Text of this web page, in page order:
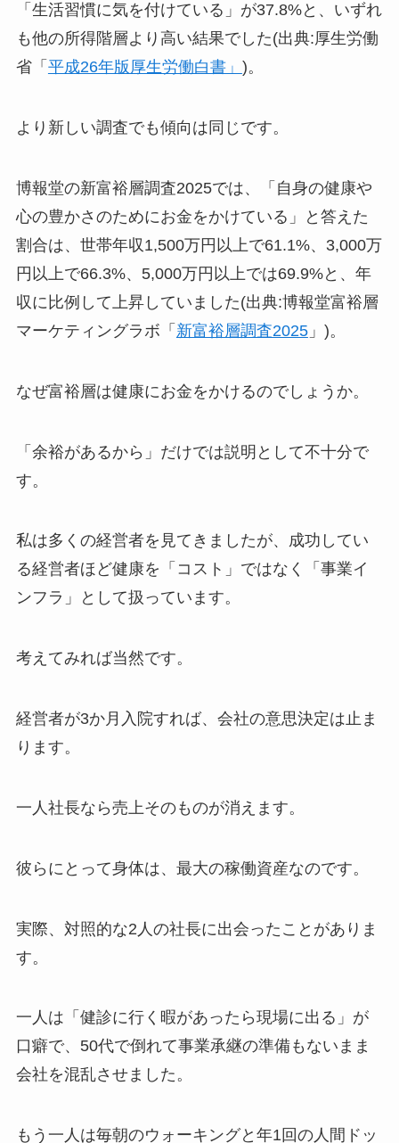
「生活習慣に気を付けている」が37.8%と、いずれ
も他の所得階層より高い結果でした(出典:厚生労働
省「 平成26年版厚生労働白書」 )。
より新しい調査でも傾向は同じです。
博報堂の新富裕層調査2025では、「自身の健康や
心の豊かさのためにお金をかけている」と答えた
割合は、世帯年収1,500万円以上で61.1%、3,000万
円以上で66.3%、5,000万円以上では69.9%と、年
収に比例して上昇していました(出典:博報堂富裕層
マーケティングラボ「 新富裕層調査2025」)。
なぜ富裕層は健康にお金をかけるのでしょうか。
「余裕があるから」だけでは説明として不十分で
す。
私は多くの経営者を見てきましたが、成功してい
る経営者ほど健康を「コスト」ではなく「事業イ
ンフラ」として扱っています。
考えてみれば当然です。
経営者が3か月入院すれば、会社の意思決定は止ま
ります。
一人社長なら売上そのものが消えます。
彼らにとって身体は、最大の稼働資産なのです。
実際、対照的な2人の社長に出会ったことがありま
す。
一人は「健診に行く暇があったら現場に出る」が
口癖で、50代で倒れて事業承継の準備もないまま
会社を混乱させました。
もう一人は毎朝のウォーキングと年1回の人間ドッ